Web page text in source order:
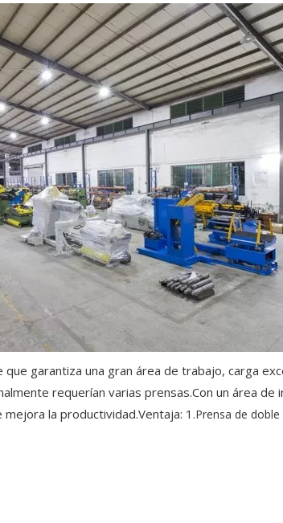
garantiza una gran área de trabajo, carga
requerían varias prensas.Con un área de
la productividad.Ventaja: 1.Prensa de